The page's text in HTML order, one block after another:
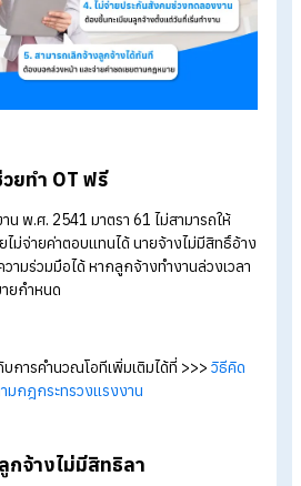
จผิด “คิดว่าทำได้” ไม่ผิดกฎหมาย ที่เจอได้บ่
ริงแล้วตามกฎหมายถือว่าทำไม่ได้ ได้แก่